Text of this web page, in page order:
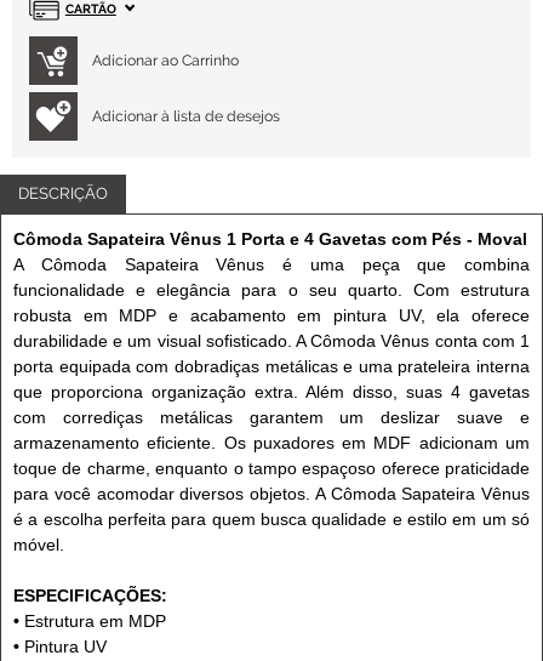
CARTÃO
Adicionar à lista de desejos
DESCRIÇÃO
Cômoda Sapateira Vênus 1 Porta e 4 Gavetas com Pés - Moval
A Cômoda Sapateira Vênus é uma peça que combina
funcionalidade e elegância para o seu quarto. Com estrutura
robusta em MDP e acabamento em pintura UV, ela oferece
durabilidade e um visual sofisticado. A Cômoda Vênus conta com 1
porta equipada com dobradiças metálicas e uma prateleira interna
que proporciona organização extra. Além disso, suas 4 gavetas
com corrediças metálicas garantem um deslizar suave e
armazenamento eficiente. Os puxadores em MDF adicionam um
toque de charme, enquanto o tampo espaçoso oferece praticidade
para você acomodar diversos objetos. A Cômoda Sapateira Vênus
é a escolha perfeita para quem busca qualidade e estilo em um só
móvel.
ESPECIFICAÇÕES:
• Estrutura em MDP
• Pintura UV